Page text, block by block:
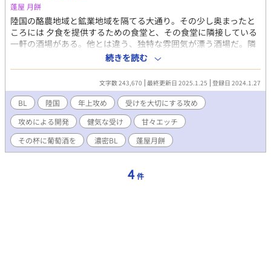
蓬屋 月餅
陸国の酪農地域と鉱業地域を隔てる大通り。その少し奥まったと
ころには 夕食を提供するための食堂と、その食堂に隣接している
一軒の酒場がある。他とは違う、独特な雰囲気が漂う酒場だ。隣
接する食堂の方の常連である黒髪の男『夾（こう）』は理由も分
からないままその酒場に心惹かれていたのだが、その独特な雰囲
気の中に踏み込めるだけの勇気は持つことができず、いつも食堂
の方から酒場の様子を気にしているだけだった。 きっとこの先も
ずっとこのままだろう。 そう思っていた『夾（こう）』だったの
だが、ある日の出来事を境にすべてが変わり始める。 「あいつら
のことを悪く言うなら…許さないからな」 「っ…！」 酒場の主
たる『赤銅色の髪の男』の瞳に射抜かれ、やがて『夾（こう）』
はそれまでに感じたことのない感情に深く取り込まれていく…
続きを読む
文字数 243,670 最終更新日 2025.1.25 登録日 2024.1.27
BL 陸国 年上攻め
受けを大切にする攻め
攻めによる開発
健気な受け
甘々エッチ
その杯に葡萄酒を
濃密BL 蓬屋月餅
4 件